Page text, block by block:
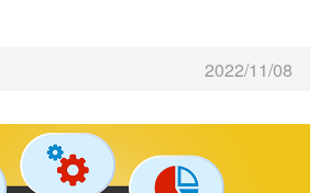
2022/11/08